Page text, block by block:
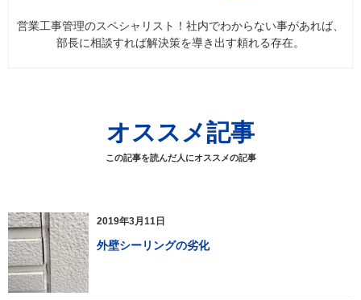
営業工事管理のスペシャリスト！社内でわからない事があれば、
部長に相談すれば解決策を導き出す頼れる存在。
オススメ記事
この記事を読んだ人にオススメの記事
2019年3月11日
外壁シーリングの劣化